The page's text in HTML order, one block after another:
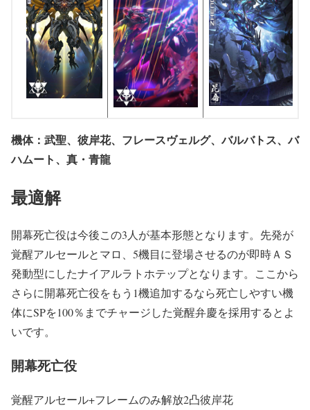
機体：武聖、彼岸花、フレースヴェルグ、バルバトス、バ
ハムート、真・青龍
最適解
開幕死亡役は今後この3人が基本形態となります。先発が
覚醒アルセールとマロ、5機目に登場させるのが即時ＡＳ
発動型にしたナイアルラトホテップとなります。ここから
さらに開幕死亡役をもう1機追加するなら死亡しやすい機
体にSPを100％までチャージした覚醒弁慶を採用するとよ
いです。
開幕死亡役
覚醒アルセール+フレームのみ解放2凸彼岸花